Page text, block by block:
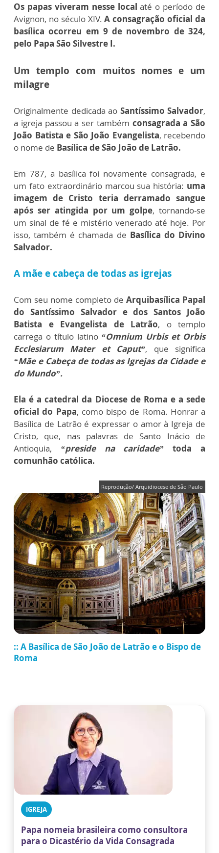
Os papas viveram nesse localaté o período de
Avignon, no século XIV.A consagração oficial da
basílica ocorreu em 9 de novembro de 324,
pelo Papa São Silvestre I.
Um templo com muitos nomes e um
milagre
Originalmente dedicada ao Santíssimo Salvador,
a igreja passou a ser também consagrada a São
João Batista e São João Evangelista, recebendo
o nome de Basílica de São João de Latrão.
Em 787, a basílica foi novamente consagrada, e
um fato extraordinário marcou sua história: uma
imagem de Cristo teria derramado sangue
após ser atingida por um golpe, tornando-se
um sinal de fé e mistério venerado até hoje. Por
isso, também é chamada de Basílica do Divino
Salvador.
A mãe e cabeça de todas as igrejas
Com seu nome completo de Arquibasílica Papal
do Santíssimo Salvador e dos Santos João
Batista e Evangelista de Latrão, o templo
carrega o título latino “Omnium Urbis et Orbis
Ecclesiarum Mater et Caput”, que significa
“Mãe e Cabeça de todas as Igrejas da Cidade e
do Mundo”.
Ela é a catedral da Diocese de Roma e a sede
oficial do Papa, como bispo de Roma. Honrar a
Basílica de Latrão é expressar o amor à Igreja de
Cristo, que, nas palavras de Santo Inácio de
Antioquia,
“preside na caridade”toda a
comunhão católica.
Reprodução/ Arquidiocese de São Paulo
:: A Basílica de São João de Latrão e o Bispo de
Roma
IGREJA
Papa nomeia brasileira como consultora
para o Dicastério da Vida Consagrada